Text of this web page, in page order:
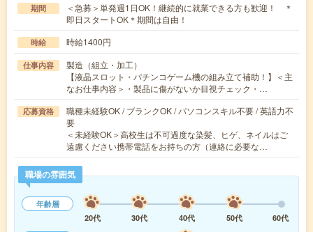
期間
＜急募＞単発週1日OK！継続的に就業できる方も歓迎！ ＊
即日スタートOK＊期間は自由！
時給 時給1400円
仕事内容
製造（組立・加工）
【液晶スロット・パチンコゲーム機の組み立て補助！】＜主
なお仕事内容＞・製品に傷がないか目視チェック・…
応募資格
職種未経験OK / ブランクOK / パソコンスキル不要 / 英語力不
要
＜未経験OK＞高校生は不可過度な染髪、ヒゲ、ネイルはご
遠慮ください携帯電話をお持ちの方（連絡に必要な…
職場の雰囲気
年齢層
20代
30代 40代 50代
60代